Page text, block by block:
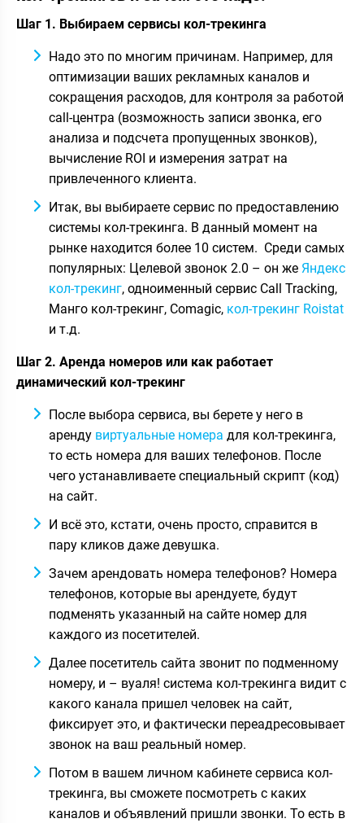
Шаг 1. Выбираем сервисы кол-трекинга
Надо это по многим причинам. Например, для
оптимизации ваших рекламных каналов и
сокращения расходов, для контроля за работой
call-центра (возможность записи звонка, его
анализа и подсчета пропущенных звонков),
вычисление ROI и измерения затрат на
привлеченного клиента.
Итак, вы выбираете сервис по предоставлению
системы кол-трекинга. В данный момент на
рынке находится более 10 систем. Среди самых
популярных: Целевой звонок 2.0 – он же Яндекс
кол-трекинг, одноименный сервис Call Tracking,
Манго кол-трекинг, Comagic, кол-трекинг Roistat
и т.д.
Шаг 2. Аренда номеров или как работает
динамический кол-трекинг
После выбора сервиса, вы берете у него в
аренду виртуальные номера для кол-трекинга,
то есть номера для ваших телефонов. После
чего устанавливаете специальный скрипт (код)
на сайт.
И всё это, кстати, очень просто, справится в
пару кликов даже девушка.
Зачем арендовать номера телефонов? Номера
телефонов, которые вы арендуете, будут
подменять указанный на сайте номер для
каждого из посетителей.
Далее посетитель сайта звонит по подменному
номеру, и – вуаля! система кол-трекинга видит с
какого канала пришел человек на сайт,
фиксирует это, и фактически переадресовывает
звонок на ваш реальный номер.
Потом в вашем личном кабинете сервиса кол-
трекинга, вы сможете посмотреть с каких
каналов и объявлений пришли звонки. То есть в